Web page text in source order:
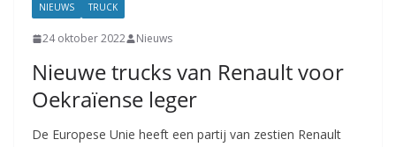
NIEUWS TRUCK
24 oktober 2022 Nieuws
Nieuwe trucks van Renault voor
Oekraïense leger
De Europese Unie heeft een partij van zestien Renault